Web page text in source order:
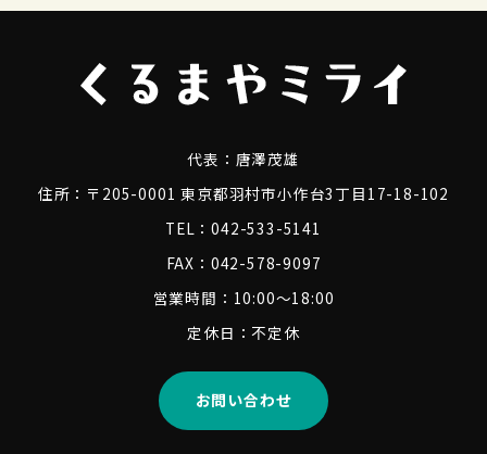
代表： 唐澤茂雄
住所：〒205-0001 東京都羽村市小作台3丁目17-18-102
TEL：042-533-5141
FAX：042-578-9097
営業時間：10:00～18:00
定休日：不定休
お問い合わせ